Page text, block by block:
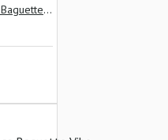
Воблер Madness Baguette Vibe 70 17 гр #R03 Full Chart Yamame